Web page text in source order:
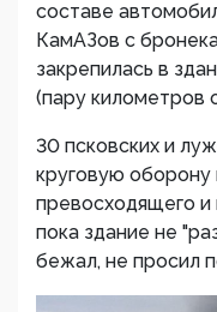
составе
КамАЗов с
закрепилась в
(пару километров
30 псковских и
круговую оборону
превосходящего и
пока здание не
бежал, не просил